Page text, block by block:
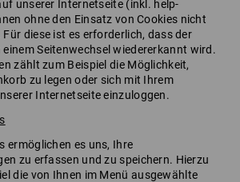
unserer Internetseite (inkl. help-
ohne den Einsatz von Cookies nicht
diese ist es erforderlich, dass der
Seitenwechsel wiedererkannt wird.
zählt zum Beispiel die Möglichkeit,
zu legen oder sich mit Ihrem
Internetseite einzuloggen.
ermöglichen es uns, Ihre
zu erfassen und zu speichern. Hierzu
die von Ihnen im Menü ausgewählte